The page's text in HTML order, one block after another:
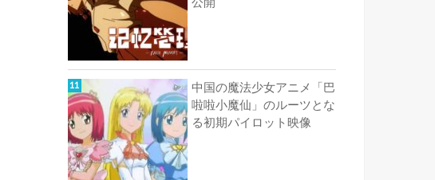
中国の魔法少女アニメ「巴
啦啦小魔仙」のルーツとな
る初期パイロット映像